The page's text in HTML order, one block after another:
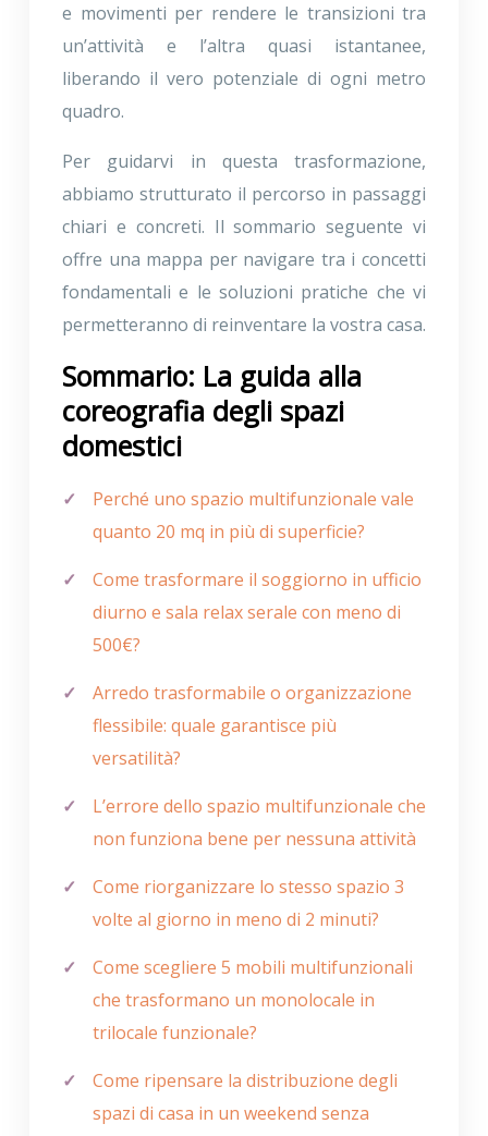
e movimenti per rendere le transizioni tra
un’attività e l’altra quasi istantanee,
liberando il vero potenziale di ogni metro
quadro.
Per guidarvi in questa trasformazione,
abbiamo strutturato il percorso in passaggi
chiari e concreti. Il sommario seguente vi
offre una mappa per navigare tra i concetti
fondamentali e le soluzioni pratiche che vi
permetteranno di reinventare la vostra casa.
Sommario: La guida alla
coreografia degli spazi
domestici
Perché uno spazio multifunzionale vale
quanto 20 mq in più di superficie?
Come trasformare il soggiorno in ufficio
diurno e sala relax serale con meno di
500€?
Arredo trasformabile o organizzazione
flessibile: quale garantisce più
versatilità?
L’errore dello spazio multifunzionale che
non funziona bene per nessuna attività
Come riorganizzare lo stesso spazio 3
volte al giorno in meno di 2 minuti?
Come scegliere 5 mobili multifunzionali
che trasformano un monolocale in
trilocale funzionale?
Come ripensare la distribuzione degli
spazi di casa in un weekend senza